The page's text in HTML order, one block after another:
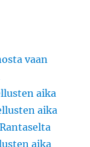
vaan
aika
aika
aika